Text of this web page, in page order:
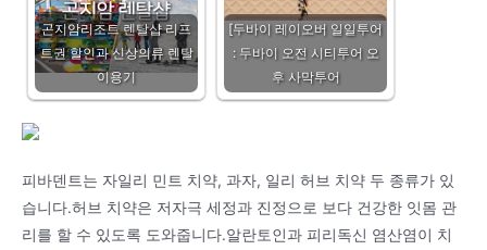
곤지암리조트 렌탈샵 리프
트권 할인과 신상의류 렌탈
이용기
[두바이 레이오버 일일투어
: 두바이 오전 시티투어 오
후 사막투어
피바덴트는 자일리 민트 치약, 과자, 일리 허브 치약 두 종류가 있
습니다.허브 치약은 저자극 세정과 진정으로 보다 건강한 잇몸 관
리를 할 수 있도록 도와줍니다.알란토인과 피리독신 염산염이 치